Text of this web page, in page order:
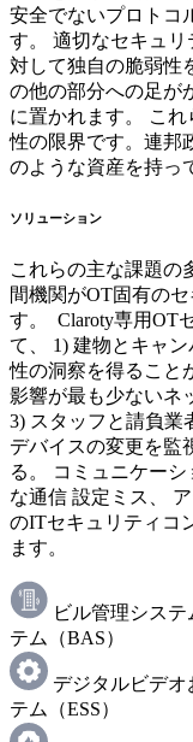
安全でないプロトコ
す。 適切なセキュ
対して独自の脆弱性
の他の部分への足が
に置かれます。 こ
性の限界です。連邦
のような資産を持っ
ソリューション
これらの主な課題の
間機関がOT固有の
す。 Claroty専用OT
て、 1) 建物とキャ
性の洞察を得ること
影響が最も少ないネ
3) スタッフと請負業
デバイスの変更を監
る。 コミュニケー
な通信 設定ミス、
のITセキュリティコ
ます。
ビル管理シス
テム（BAS）
デジタルビデ
テム（ESS）